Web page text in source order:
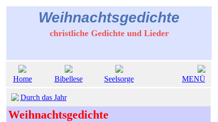
Weihnachtsgedichte
christliche Gedichte und Lieder
Home Bibellese Seelsorge MENÜ
Durch das Jahr
Weihnachtsgedichte